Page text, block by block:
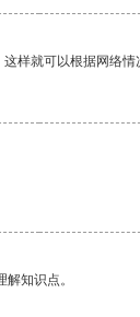
样就可以根据网络情
知识点。